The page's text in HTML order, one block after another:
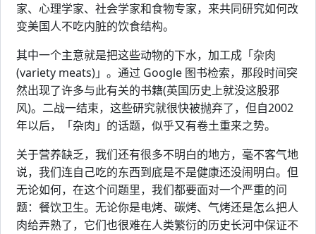
家、心理学家、社会学家和食物专家，来共同研究如何改
变美国人不吃内脏的饮食结构。
其中一个主意就是把这些动物的下水，加工成「杂肉
(variety meats)」。通过 Google 图书检索，那段时间突
然出现了许多与此有关的书籍(英国历史上就没这股邪
风)。二战一结束，这些研究就很快被抛弃了，但自2002
年以后，「杂肉」的话题，似乎又有卷土重来之势。
关于营养缺乏，我们还有很多不明白的地方，毫不客气地
说，我们连自己吃的东西到底是不是健康还没闹明白。但
无论如何，在这个问题里，我们都要面对一个严重的问
题：餐饮卫生。无论你是电烤、碳烤、气烤还是怎么把人
肉给弄熟了，它们也很难在人类繁衍的历史长河中保证不